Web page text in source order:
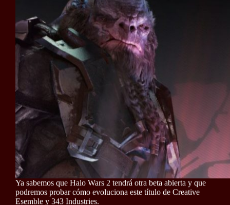
Ya sabemos que Halo Wars 2 tendrá otra beta abierta y que
podremos probar cómo evoluciona este título de Creative
Esemble y 343 Industries.